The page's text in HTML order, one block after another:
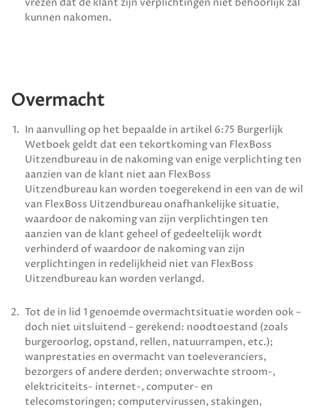
kunnen nakomen.
Overmacht
In aanvulling op het bepaalde in artikel 6:75 Burgerlijk
Wetboek geldt dat een tekortkoming van FlexBoss
Uitzendbureau in de nakoming van enige verplichting ten
aanzien van de klant niet aan FlexBoss
Uitzendbureau kan worden toegerekend in een van de wil
van FlexBoss Uitzendbureauonafhankelijke situatie,
waardoor de nakoming van zijn verplichtingen ten
aanzien van de klant geheel of gedeeltelijk wordt
verhinderd of waardoor de nakoming van zijn
verplichtingen in redelijk­heid niet van FlexBoss
Uitzendbureau kan worden verlangd.
Tot de in lid 1 genoemde overmachtsituatie worden ook –
doch niet uitsluitend – gerekend: noodtoestand (zoals
burgeroorlog, opstand, rellen, natuurrampen, etc.);
wanprestaties en overmacht van toeleveranciers,
bezorgers of andere derden; onverwachte stroom-,
elektriciteits- internet-, computer- en
telecomstoringen; computer­virussen, stakingen,